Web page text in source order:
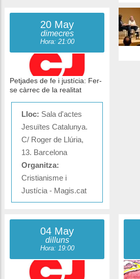
20 May
dimecres
Hora: 21:00
Petjades de fe i justícia: Fer-
se càrrec de la realitat
Lloc: Sala d'actes
Jesuïtes Catalunya.
C/ Roger de Llúria,
13. Barcelona
Organitza:
Cristianisme i
Justícia - Magis.cat
04 May
dilluns
Hora: 19:00